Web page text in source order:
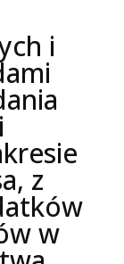
i
z
w